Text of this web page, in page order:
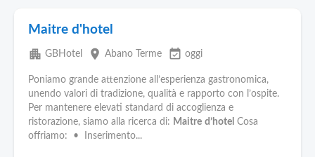
Blog
Pubblica
Offerte
Maitre d'hotel
apartment GBHotel place Abano Terme event_available oggi
Poniamo grande attenzione all’esperienza gastronomica,
unendo valori di tradizione, qualità e rapporto con l’ospite.
Per mantenere elevati standard di accoglienza e
ristorazione, siamo alla ricerca di: Maitre d’hotel Cosa
offriamo: • Inserimento...